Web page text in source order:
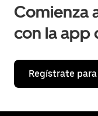
Comienza
con la app
Regístrate